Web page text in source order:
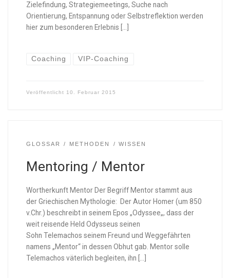
Zielefindung, Strategiemeetings, Suche nach
Orientierung, Entspannung oder Selbstreflektion werden
hier zum besonderen Erlebnis […]
Coaching VIP-Coaching
Veröffentlicht 10. Februar 2015
GLOSSAR METHODEN WISSEN
Mentoring / Mentor
Wortherkunft Mentor Der Begriff Mentor stammt aus
der Griechischen Mythologie: Der Autor Homer (um 850
v.Chr.) beschreibt in seinem Epos „Odyssee„, dass der
weit reisende Held Odysseus seinen
Sohn Telemachos seinem Freund und Weggefährten
namens „Mentor“ in dessen Obhut gab. Mentor solle
Telemachos väterlich begleiten, ihn […]